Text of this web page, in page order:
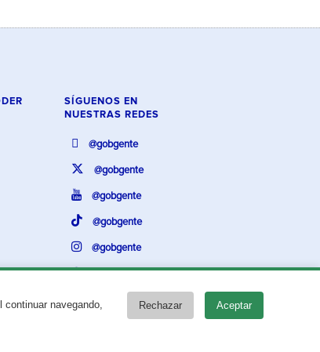
navegando,
Rechazar Aceptar
SÍGUENOS EN
NUESTRAS REDES
@gobgente
@gobgente
@gobgente
@gobgente
@gobgente
@gobgente